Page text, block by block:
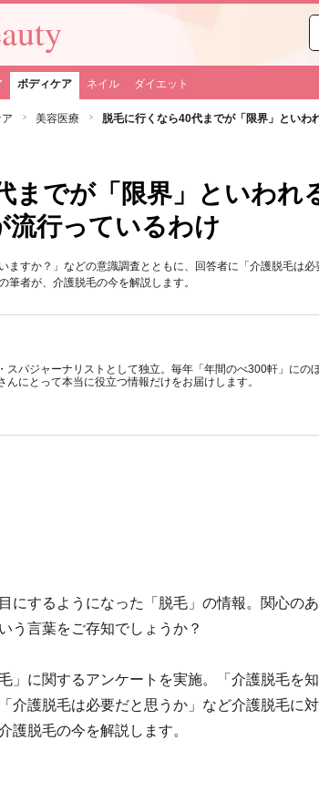
ボディケア ネイル ダイエット
美容医療 脱毛に行くなら40代までが「限界」といわ
までが「限界」といわれ
流行っているわけ
ますか？」などの意識調査とともに、回答者に「介護脱毛は
者が、介護脱毛の今を解説します。
スパジャーナリストとして独立。毎年「年間のべ300軒」にの
にとって本当に役立つ情報だけをお届けします。
にするようになった「脱毛」の情報。関心の
う言葉をご存知でしょうか？
」に関するアンケートを実施。「介護脱毛を
介護脱毛は必要だと思うか」など介護脱毛に
護脱毛の今を解説します。